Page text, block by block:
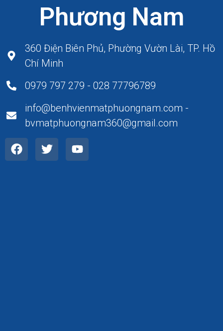
Phương Nam
360 Điện Biên Phủ, Phường Vườn Lài, TP. Hồ
Chí Minh
0979 797 279 - 028 77796789
info@benhvienmatphuongnam.com -
bvmatphuongnam360@gmail.com